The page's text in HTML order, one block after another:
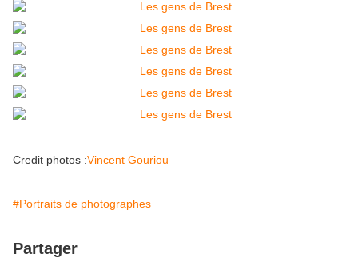
Credit photos :Vincent Gouriou
#Portraits de photographes
Partager